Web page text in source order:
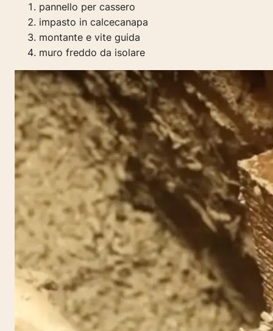
pannello per cassero
impasto in calcecanapa
montante e vite guida
muro freddo da isolare